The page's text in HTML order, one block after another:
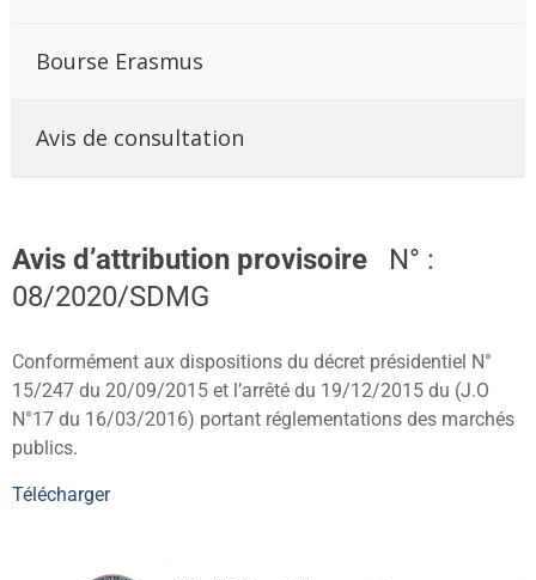
Bourse Erasmus
Avis de consultation
Avis d’attribution provisoire N° :
08/2020/SDMG
Conformément aux dispositions du décret présidentiel N°
15/247 du 20/09/2015 et l’arrêté du 19/12/2015 du (J.O
N°17 du 16/03/2016) portant réglementations des marchés
publics.
Télécharger